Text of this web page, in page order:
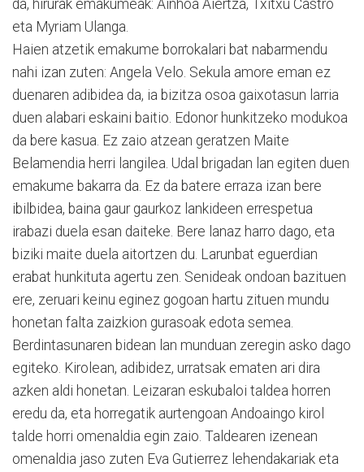
da, hirurak emakumeak: Ainhoa Aiertza, Txitxu Castro
eta Myriam Ulanga.
Haien atzetik emakume borrokalari bat nabarmendu
nahi izan zuten: Angela Velo. Sekula amore eman ez
duenaren adibidea da, ia bizitza osoa gaixotasun larria
duen alabari eskaini baitio. Edonor hunkitzeko modukoa
da bere kasua. Ez zaio atzean geratzen Maite
Belamendia herri langilea. Udal brigadan lan egiten duen
emakume bakarra da. Ez da batere erraza izan bere
ibilbidea, baina gaur gaurkoz lankideen errespetua
irabazi duela esan daiteke. Bere lanaz harro dago, eta
biziki maite duela aitortzen du. Larunbat eguerdian
erabat hunkituta agertu zen. Senideak ondoan bazituen
ere, zeruari keinu eginez gogoan hartu zituen mundu
honetan falta zaizkion gurasoak edota semea.
Berdintasunaren bidean lan munduan zeregin asko dago
egiteko. Kirolean, adibidez, urratsak ematen ari dira
azken aldi honetan. Leizaran eskubaloi taldea horren
eredu da, eta horregatik aurtengoan Andoaingo kirol
talde horri omenaldia egin zaio. Taldearen izenean
omenaldia jaso zuten Eva Gutierrez lehendakariak eta